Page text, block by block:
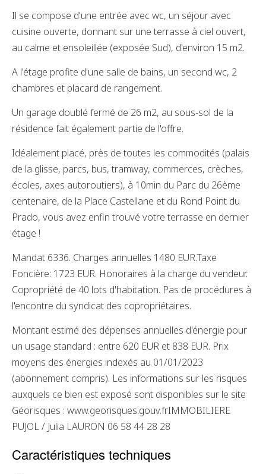
Il se compose d'une entrée avec wc, un séjour avec
cuisine ouverte, donnant sur une terrasse à ciel ouvert,
au calme et ensoleillée (exposée Sud), d'environ 15 m2.
A l'étage profite d'une salle de bains, un second wc, 2
chambres et placard de rangement.
Un garage doublé fermé de 26 m2, au sous-sol de la
résidence fait également partie de l'offre.
Idéalement placé, près de toutes les commodités (palais
de la glisse, parcs, bus, tramway, commerces, crèches,
écoles, axes autoroutiers), à 10min du Parc du 26ème
centenaire, de la Place Castellane et du Rond Point du
Prado, vous avez enfin trouvé votre terrasse en dernier
étage !
Mandat 6336. Charges annuelles 1480 EUR.Taxe
Foncière: 1723 EUR. Honoraires à la charge du vendeur.
Copropriété de 40 lots d'habitation. Pas de procédures à
l'encontre du syndicat des copropriétaires.
Montant estimé des dépenses annuelles d'énergie pour
un usage standard : entre 620 EUR et 838 EUR. Prix
moyens des énergies indexés au 01/01/2023
(abonnement compris). Les informations sur les risques
auxquels ce bien est exposé sont disponibles sur le site
Géorisques : www.georisques.gouv.frIMMOBILIERE
PUJOL / Julia LAURON 06 58 44 28 28
Caractéristiques techniques